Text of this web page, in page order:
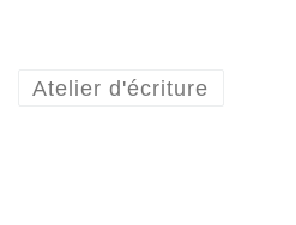
Atelier d'écriture